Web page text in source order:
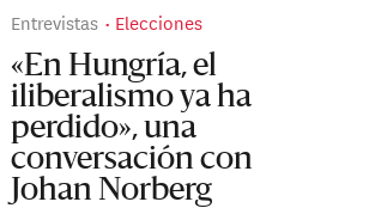
Entrevistas Elecciones
«En Hungría, el
iliberalismo ya ha
perdido», una
conversación con
Johan Norberg